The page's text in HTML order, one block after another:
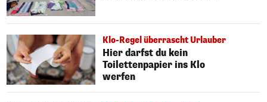
Klo-Regel überrascht Urlauber
Hier darfst du kein
Toilettenpapier ins Klo
werfen